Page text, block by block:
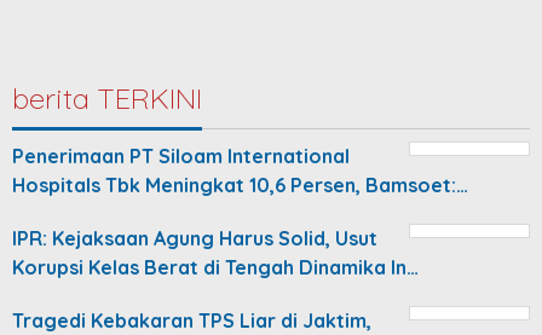
berita TERKINI
Penerimaan PT Siloam International
Hospitals Tbk Meningkat 10,6 Persen, Bamsoet:…
IPR: Kejaksaan Agung Harus Solid, Usut
Korupsi Kelas Berat di Tengah Dinamika In…
Tragedi Kebakaran TPS Liar di Jaktim,